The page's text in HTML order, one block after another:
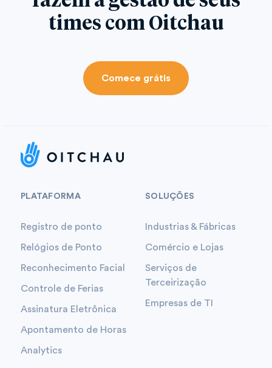
times com Oitchau
Comece grátis
PLATAFORMA
Registro de ponto
Relógios de Ponto
Reconhecimento Facial
Controle de Ferias
Assinatura Eletrônica
Apontamento de Horas
Analytics
SOLUÇÕES
Industrias & Fábricas
Comércio e Lojas
Serviços de
Terceirização
Empresas de TI